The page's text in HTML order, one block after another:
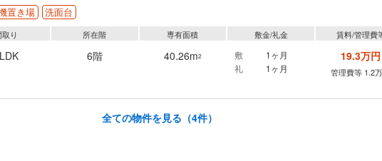
置き場
洗面台
賃料/管理費
19.3万円
管理費等 1.2
敷金/礼金
敷
1ヶ月
礼
1ヶ月
専有面積
40.26m2
所在階
6階
取り
全ての物件を見る （4件）